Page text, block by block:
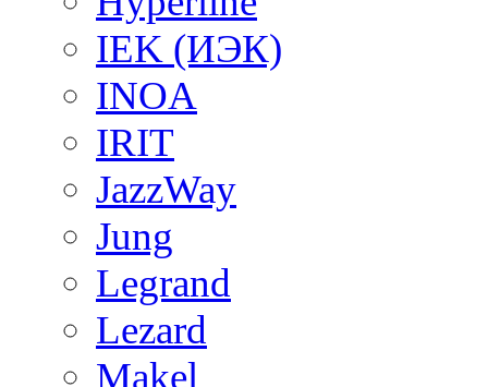
IEK (ИЭК)
INOA
IRIT
JazzWay
Jung
Legrand
Lezard
Makel